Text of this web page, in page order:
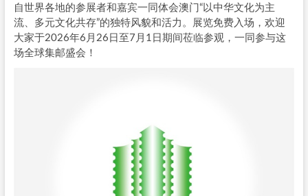
自世界各地的参展者和嘉宾一同体会澳门“以中华文化为主
流、多元文化共存”的独特风貌和活力。展览免费入场，欢迎
大家于2026年6月26日至7月1日期间莅临参观，一同参与这
场全球集邮盛会！